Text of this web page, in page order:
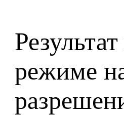
режиме